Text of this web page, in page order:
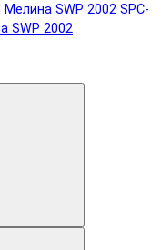
SPC-
SWP 2002